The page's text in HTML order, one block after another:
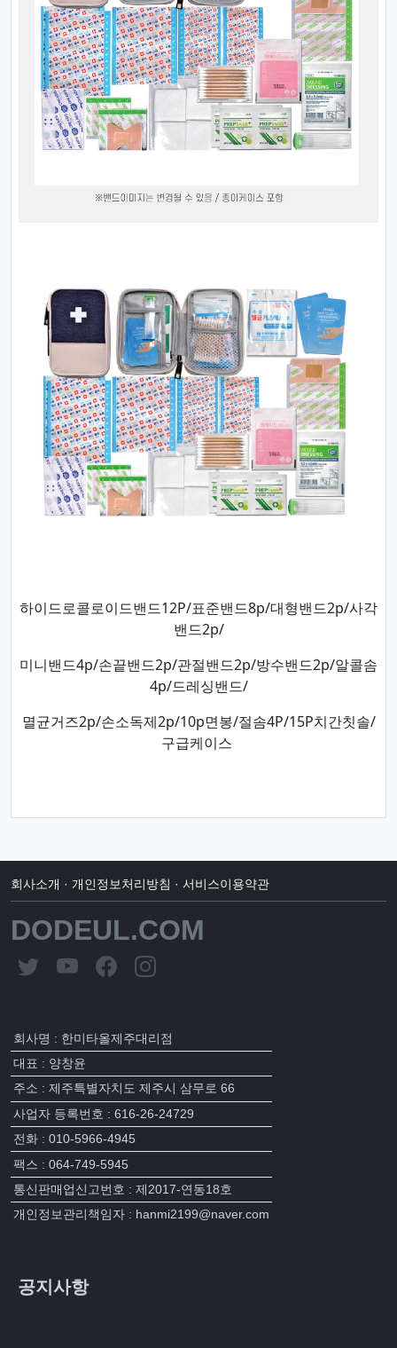
하이드로콜로이드밴드12P/표준밴드8p/대형밴드2p/사각
밴드2p/
미니밴드4p/손끝밴드2p/관절밴드2p/방수밴드2p/알콜솜
4p/드레싱밴드/
멸균거즈2p/손소독제2p/10p면봉/절솜4P/15P치간칫솔/
구급케이스​
회사소개 · 개인정보처리방침 · 서비스이용약관
DODEUL.COM
회사명 : 한미타올제주대리점
대표 : 양창윤
주소 : 제주특별자치도 제주시 삼무로 66
사업자 등록번호 : 616-26-24729
전화 : 010-5966-4945
팩스 : 064-749-5945
통신판매업신고번호 : 제2017-연동18호
개인정보관리책임자 : hanmi2199@naver.com
공지사항